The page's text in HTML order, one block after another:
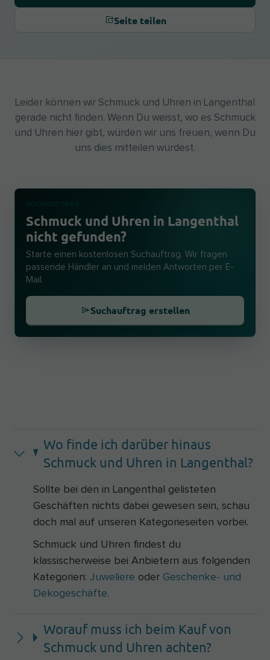
Seite teilen
Leider können wir Schmuck und Uhren in Langenthal
gerade nicht finden. Wenn Du weisst, wo es Schmuck
und Uhren hier gibt, würden wir uns freuen, wenn Du
uns dies mitteilen würdest.
Schmuck und Uhren in Langenthal
nicht gefunden?
Starte einen kostenlosen Suchauftrag. Wir fragen
passende Händler an und melden Antworten per E-
Mail.
Suchauftrag erstellen
Wo finde ich darüber hinaus
Schmuck und Uhren in Langenthal?
Sollte bei den in Langenthal gelisteten
Geschäften nichts dabei gewesen sein, schau
doch mal auf unseren Kategorieseiten vorbei.
Schmuck und Uhren findest du
klassischerweise bei Anbietern aus folgenden
Kategorien: Juweliere oder Geschenke- und
Dekogeschäfte.
Worauf muss ich beim Kauf von
Schmuck und Uhren achten?